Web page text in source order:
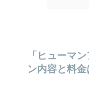
「ヒューマ
ン内容と料金